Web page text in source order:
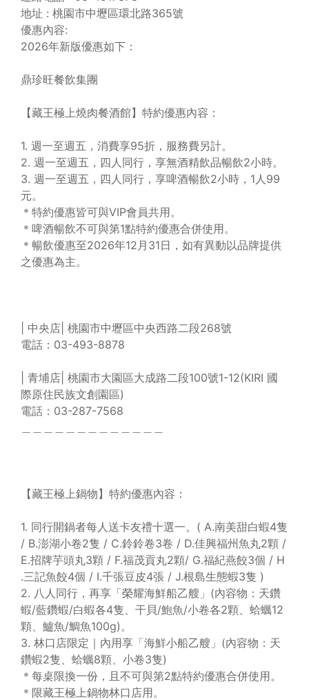
地址 : 桃園市中壢區環北路365號
優惠內容:
2026年新版優惠如下：
鼎珍旺餐飲集團
【藏王極上燒肉餐酒館】特約優惠內容：
1. 週一至週五，消費享95折，服務費另計。
2. 週一至週五，四人同行，享無酒精飲品暢飲2小時。
3. 週一至週五，四人同行，享啤酒暢飲2小時，1人99
元。
＊特約優惠皆可與VIP會員共用。
＊啤酒暢飲不可與第1點特約優惠合併使用。
＊暢飲優惠至2026年12月31日，如有異動以品牌提供
之優惠為主。
| 中央店| 桃園市中壢區中央西路二段268號
電話：03-493-8878
| 青埔店| 桃園市大園區大成路二段100號1-12(KIRI 國
際原住民族文創園區)
電話：03-287-7568
【藏王極上鍋物】特約優惠內容：
1. 同行開鍋者每人送卡友禮十選一。( A.南美甜白蝦4隻
/ B.澎湖小卷2隻 / C.鈴鈴卷3卷 / D.佳興福州魚丸2顆 /
E.招牌芋頭丸3顆 / F.福茂貢丸2顆/ G.福紀燕餃3個 / H
.三記魚餃4個 / I.千張豆皮4張 / J.根島生態蝦3隻 )
2. 八人同行，再享「榮耀海鮮船乙艘」(內容物：天鑽
蝦/藍鑽蝦/白蝦各4隻、干貝/鮑魚/小卷各2顆、蛤蠣12
顆、鱸魚/鯛魚100g)。
3. 林口店限定｜內用享「海鮮小船乙艘」(內容物：天
鑽蝦2隻、蛤蠣8顆、小卷3隻)
＊每桌限換一份，且不可與第2點特約優惠合併使用。
＊限藏王極上鍋物林口店用。